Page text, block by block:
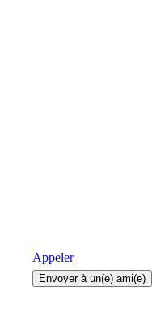
Appeler
Envoyer à un(e) ami(e)